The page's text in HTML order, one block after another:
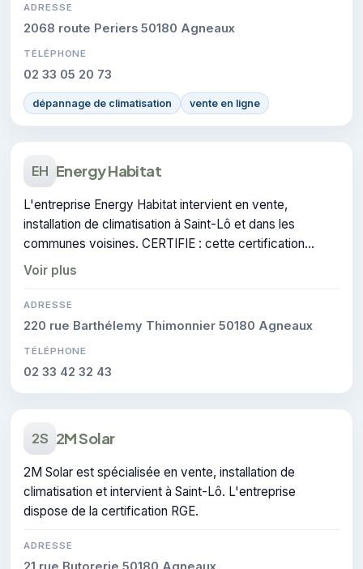
ADRESSE
2068 route Periers 50180 Agneaux
TÉLÉPHONE
02 33 05 20 73
dépannage de climatisation vente en ligne
EH Energy Habitat
L'entreprise Energy Habitat intervient en vente,
installation de climatisation à Saint-Lô et dans les
communes voisines. CERTIFIE : cette certification
atteste du savoir-faire de l'entreprise.
Voir plus
ADRESSE
220 rue Barthélemy Thimonnier 50180 Agneaux
TÉLÉPHONE
02 33 42 32 43
2S 2M Solar
2M Solar est spécialisée en vente, installation de
climatisation et intervient à Saint-Lô. L'entreprise
dispose de la certification RGE.
ADRESSE